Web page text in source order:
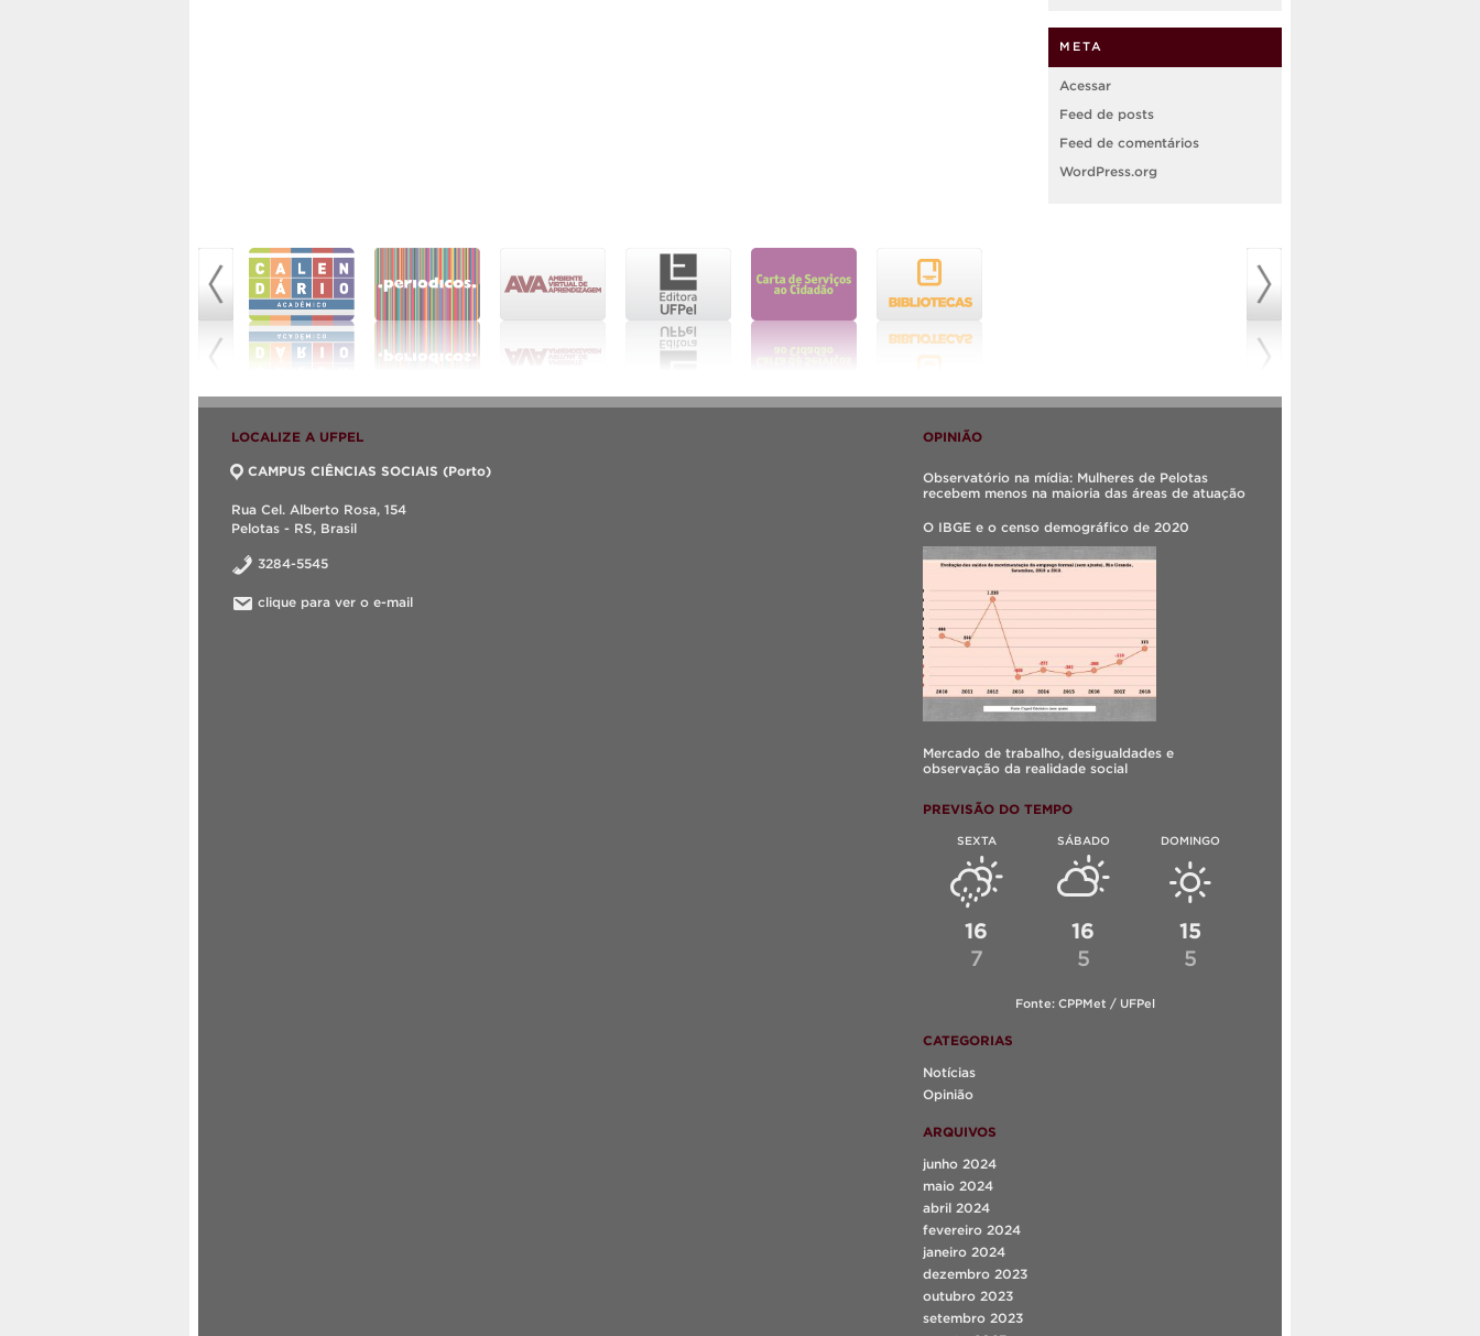
META
Acessar
Feed de posts
Feed de comentários
WordPress.org
LOCALIZE A UFPEL
CAMPUS CIÊNCIAS SOCIAIS (Porto)
Rua Cel. Alberto Rosa, 154
Pelotas - RS, Brasil
3284-5545
clique para ver o e-mail
OPINIÃO
Observatório na mídia: Mulheres de Pelotas
recebem menos na maioria das áreas de atuação
O IBGE e o censo demográfico de 2020
Mercado de trabalho, desigualdades e
observação da realidade social
PREVISÃO DO TEMPO
SEXTA
16
7
SÁBADO
16
5
DOMINGO
15
5
Fonte: CPPMet / UFPel
CATEGORIAS
Notícias
Opinião
ARQUIVOS
junho 2024
maio 2024
abril 2024
fevereiro 2024
janeiro 2024
dezembro 2023
outubro 2023
setembro 2023